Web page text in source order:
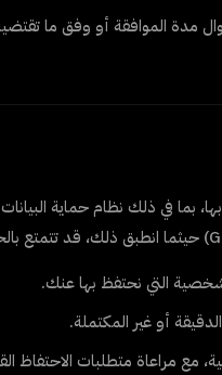
الموافقة أو وفق ما تقتضيه
، قد تتمتع
التي نحتفظ بها عنك.
أو غير المكتملة.
مراعاة متطلبات الاحتفاظ